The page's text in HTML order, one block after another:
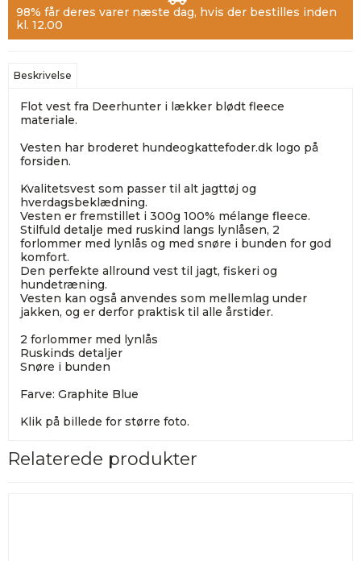
98% får deres varer næste dag, hvis der bestilles inden
kl. 12.00
Beskrivelse
Flot vest fra Deerhunter i lækker blødt fleece
materiale.
Vesten har broderet hundeogkattefoder.dk logo på
forsiden.
Kvalitetsvest som passer til alt jagttøj og
hverdagsbeklædning.
Vesten er fremstillet i 300g 100% mélange fleece.
Stilfuld detalje med ruskind langs lynlåsen, 2
forlommer med lynlås og med snøre i bunden for god
komfort.
Den perfekte allround vest til jagt, fiskeri og
hundetræning.
Vesten kan også anvendes som mellemlag under
jakken, og er derfor praktisk til alle årstider.
2 forlommer med lynlås
Ruskinds detaljer
Snøre i bunden
Farve: Graphite Blue
Klik på billede for større foto.
Relaterede produkter